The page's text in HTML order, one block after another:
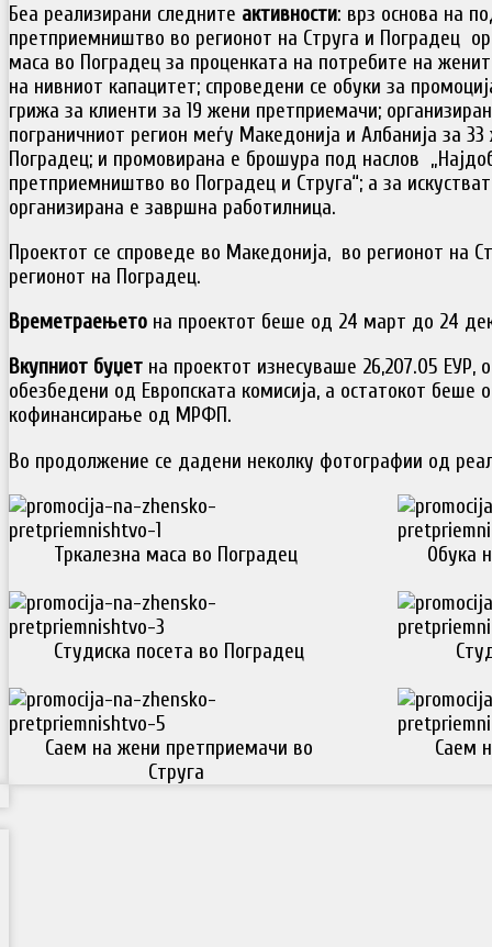
Беа реализирани следните активности: врз основа на
претприемништво во регионот на Струга и Поградец
маса во Поградец за проценката на потребите на
на нивниот капацитет; спроведени се обуки за
грижа за клиенти за 19 жени претприемачи;
пограничниот регион меѓу Македонија и Албанија за
Поградец; и промовирана е брошура под наслов
претприемништво во Поградец и Струга“; а за
организирана е завршна работилница.
Проектот се спроведе во Македонија, во регионот на
регионот на Поградец.
Времетраењето на проектот беше од 24 март до 24
Вкупниот буџет на проектот изнесуваше 26,207.05 ЕУР,
обезбедени од Европската комисија, а остатокот беше
кофинансирање од МРФП.
Во продолжение се дадени неколку фотографии од
Тркалезна маса во Поградец Обука
Студиска посета во Поградец
Саем на жени претприемачи во
Струга
Саем